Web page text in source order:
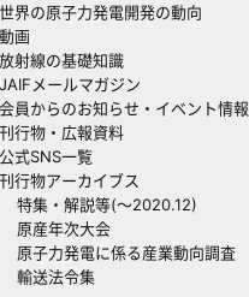
世界の原子力発電開発の動向
動画
放射線の基礎知識
JAIFメールマガジン
会員からのお知らせ・イベント情報
刊行物・広報資料
公式SNS一覧
刊行物アーカイブス
特集・解説等(～2020.12)
原産年次大会
原子力発電に係る産業動向調査
輸送法令集